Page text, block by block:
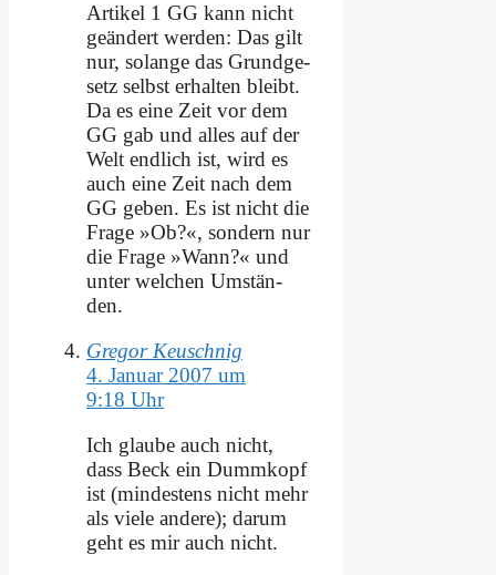
Ar­ti­kel 1 GG kann nicht
ge­än­dert wer­den: Das gilt
nur, so­lan­ge das Grund­ge­
setz selbst er­hal­ten bleibt.
Da es ei­ne Zeit vor dem
GG gab und al­les auf der
Welt end­lich ist, wird es
auch ei­ne Zeit nach dem
GG ge­ben. Es ist nicht die
Fra­ge »Ob?«, son­dern nur
die Fra­ge »Wann?« und
un­ter wel­chen Um­stän­
den.
Gregor Keuschnig
4. Januar 2007 um
9:18 Uhr
Ich glau­be auch nicht,
dass Beck ein Dumm­kopf
ist (min­de­stens nicht mehr
als vie­le an­de­re); dar­um
geht es mir auch nicht.